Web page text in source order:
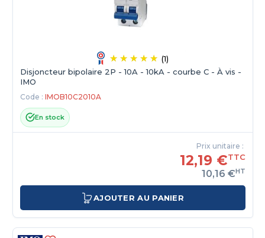
(1)
Disjoncteur bipolaire 2P - 10A - 10kA - courbe C - À vis -
IMO
Code : IMOB10C2010A
En stock
Prix unitaire :
12,19 €TTC
10,16 €HT
AJOUTER AU PANIER